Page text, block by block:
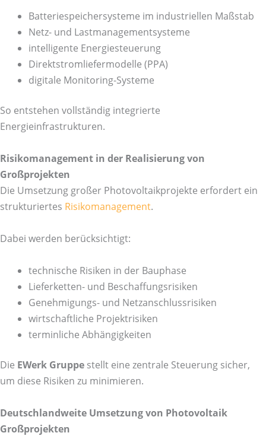
Batteriespeichersysteme im industriellen Maßstab
Netz- und Lastmanagementsysteme
intelligente Energiesteuerung
Direktstromliefermodelle (PPA)
digitale Monitoring-Systeme
So entstehen vollständig integrierte
Energieinfrastrukturen.
Risikomanagement in der Realisierung von
Großprojekten
Die Umsetzung großer Photovoltaikprojekte erfordert ein
strukturiertes Risikomanagement.
Dabei werden berücksichtigt:
technische Risiken in der Bauphase
Lieferketten- und Beschaffungsrisiken
Genehmigungs- und Netzanschlussrisiken
wirtschaftliche Projektrisiken
terminliche Abhängigkeiten
Die EWerk Gruppe stellt eine zentrale Steuerung sicher,
um diese Risiken zu minimieren.
Deutschlandweite Umsetzung von Photovoltaik
Großprojekten